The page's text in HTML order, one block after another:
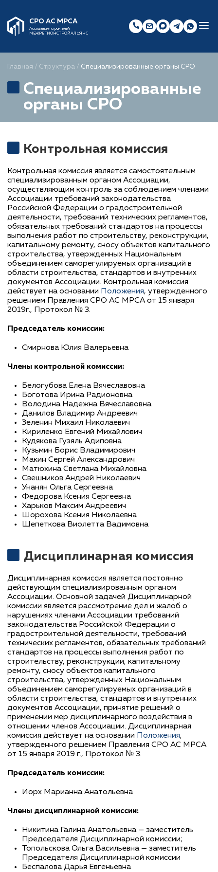
СРО АС МРСА
Ассоциация строителей
МЕЖРЕГИОНСТРОЙАЛЬЯНС
Главная / Структура / Специализированные органы СРО
Специализированные
органы СРО
Контрольная комиссия
Контрольная комиссия является самостоятельным
специализированным органом Ассоциации,
осуществляющим контроль за соблюдением членами
Ассоциации требований законодательства
Российской Федерации о градостроительной
деятельности, требований технических регламентов,
обязательных требований стандартов на процессы
выполнения работ по строительству, реконструкции,
капитальному ремонту, сносу объектов капитального
строительства, утвержденных Национальным
объединением саморегулируемых организаций в
области строительства, стандартов и внутренних
документов Ассоциации. Контрольная комиссия
действует на основании Положения, утвержденного
решением Правления СРО АС МРСА от 15 января
2019г., Протокол № 3.
Председатель комиссии:
Смирнова Юлия Валерьевна
Члены контрольной комиссии:
Белогубова Елена Вячеславовна
Боготова Ирина Радионовна
Володина Надежна Вячеславовна
Данилов Владимир Андреевич
Зеленин Михаил Николаевич
Кириленко Евгений Михайлович
Кудякова Гузяль Адиповна
Кузьмин Борис Владимирович
Макин Сергей Александрович
Матюхина Светлана Михайловна
Свешников Андрей Николаевич
Унанян Ольга Сергеевна
Федорова Ксения Сергеевна
Харьков Максим Андреевич
Шорохова Ксения Николаевна
Щепеткова Виолетта Вадимовна
Дисциплинарная комиссия
Дисциплинарная комиссия является постоянно
действующим специализированным органом
Ассоциации. Основной задачей Дисциплинарной
комиссии является рассмотрение дел и жалоб о
нарушениях членами Ассоциации требований
законодательства Российской Федерации о
градостроительной деятельности, требований
технических регламентов, обязательных требований
стандартов на процессы выполнения работ по
строительству, реконструкции, капитальному
ремонту, сносу объектов капитального
строительства, утвержденных Национальным
объединением саморегулируемых организаций в
области строительства, стандартов и внутренних
документов Ассоциации, принятие решений о
применении мер дисциплинарного воздействия в
отношении членов Ассоциации. Дисциплинарная
комиссия действует на основании Положения,
утвержденного решением Правления СРО АС МРСА
от 15 января 2019 г., Протокол № 3.
Председатель комиссии:
Иорх Марианна Анатольевна
Члены дисциплинарной комиссии:
Никитина Галина Анатольевна — заместитель
Председателя Дисциплинарной комиссии;
Топольскова Ольга Васильевна — заместитель
Председателя Дисциплинарной комиссии
Беспалова Дарья Евгеньевна